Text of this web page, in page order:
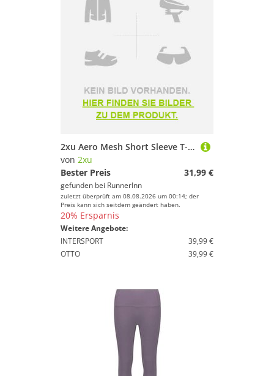
2xu Aero Mesh Short Sleeve T-shirt Blau M Frau
von 2xu
Bester Preis
31,99 €
gefunden bei RunnerInn
zuletzt überprüft am 08.08.2026 um 00:14; der
Preis kann sich seitdem geändert haben.
20% Ersparnis
Weitere Angebote:
INTERSPORT
39,99 €
OTTO
39,99 €